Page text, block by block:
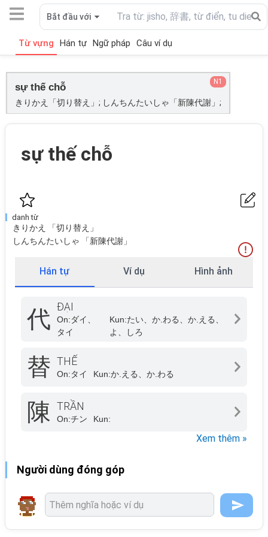
Bắt đầu với
Từ vựng Hán tự Ngữ pháp Câu ví dụ
sự thế chỗ
きりかえ「切り替え」; しんちんたいしゃ「新陳代謝」;
N1
sự thế chỗ
danh từ
きりかえ 「切り替え」
しんちんたいしゃ 「新陳代謝」
Hán tự Ví dụ Hình ảnh
代 ĐẠI
On:ダイ、
タイ
Kun:たい、か.わる、か.える、
よ、しろ
替 THẾ
On:タイ Kun:か.える、か.わる
陳 TRẦN
On:チン Kun:
Xem thêm »
Người dùng đóng góp